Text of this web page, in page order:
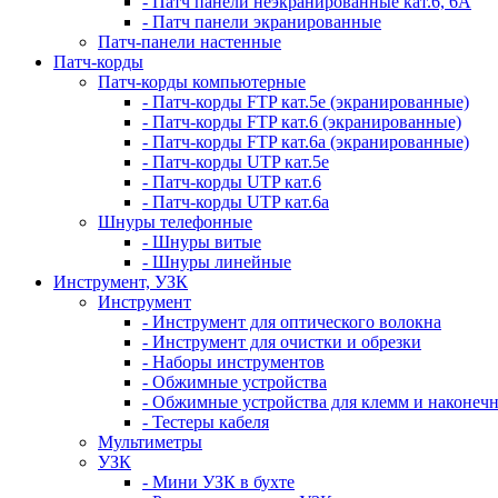
- Патч панели экранированные
Патч-панели настенные
Патч-корды
Патч-корды компьютерные
- Патч-корды FTP кат.5е (экранированные)
- Патч-корды FTP кат.6 (экранированные)
- Патч-корды FTP кат.6а (экранированные)
- Патч-корды UTP кат.5е
- Патч-корды UTP кат.6
- Патч-корды UTP кат.6а
Шнуры телефонные
- Шнуры витые
- Шнуры линейные
Инструмент, УЗК
Инструмент
- Инструмент для оптического волокна
- Инструмент для очистки и обрезки
- Наборы инструментов
- Обжимные устройства
- Обжимные устройства для клемм и
- Тестеры кабеля
Мультиметры
УЗК
- Мини УЗК в бухте